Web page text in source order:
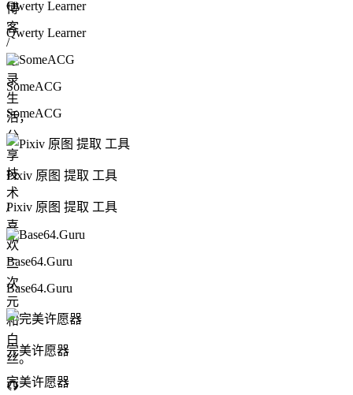
博
客
/
记
录
生
活，
分
享
技
术
/
喜
欢
二
次
元
和
白
丝。
Qwerty Learner
Qwerty Learner
SomeACG
SomeACG
Pixiv 原图 提取 工具
Pixiv 原图 提取 工具
Base64.Guru
Base64.Guru
完美许愿器
完美许愿器